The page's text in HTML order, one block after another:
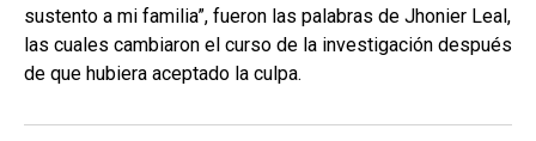
sustento a mi familia”, fueron las palabras de Jhonier Leal,
las cuales cambiaron el curso de la investigación después
de que hubiera aceptado la culpa.